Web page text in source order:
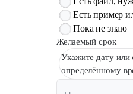
Есть пример
Пока не знаю
Желаемый срок
Укажите дату или
определённому